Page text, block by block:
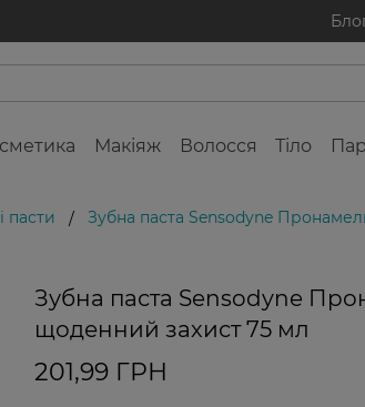
Макіяж Волосся Тіло
пасти / Зубна паста Sensodyne
Зубна паста Sensodyne
щоденний захист 75 мл
201,99 ГРН